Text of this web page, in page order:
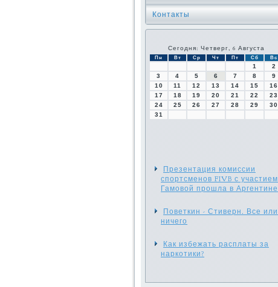
Контакты
Сегодня: Четверг, 6 Августа
Пн Вт Ср Чт Пт Сб Вс
1
2
3
4 5 6 7 8
9
10
11 12 13 14 15
16
17
18 19 20 21 22
23
24
25 26 27 28 29
30
31
Презентация комиссии
спортсменов FIVB с участием
Гамовой прошла в Аргентине
Поветкин - Стиверн. Все или
ничего
Как избежать расплаты за
наркотики?